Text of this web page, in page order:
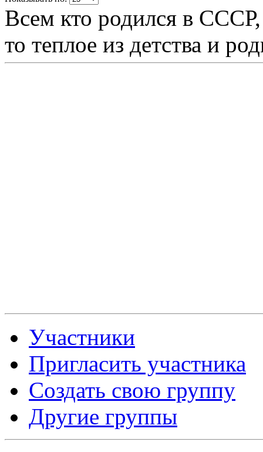
Всем кто родился в
то теплое из детства и
Участники
Пригласить участника
Создать свою группу
Другие группы